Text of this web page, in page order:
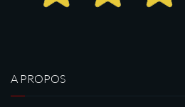
A PROPOS